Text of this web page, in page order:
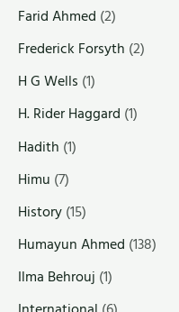
Farid Ahmed (2)
Frederick Forsyth (2)
H G Wells (1)
H. Rider Haggard (1)
Hadith (1)
Himu (7)
History(15)
Humayun Ahmed (138)
Ilma Behrouj (1)